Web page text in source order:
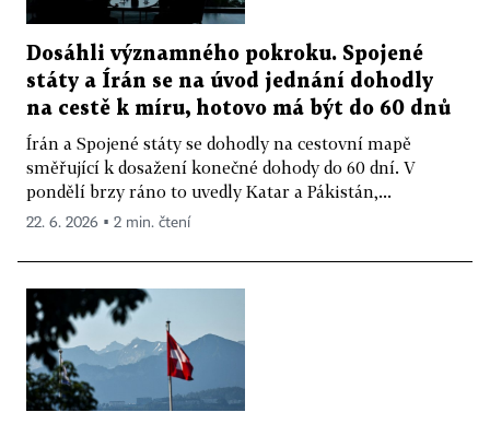
Dosáhli významného pokroku. Spojené
státy a Írán se na úvod jednání dohodly
na cestě k míru, hotovo má být do 60 dnů
Írán a Spojené státy se dohodly na cestovní mapě
směřující k dosažení konečné dohody do 60 dní. V
pondělí brzy ráno to uvedly Katar a Pákistán,...
22. 6. 2026 ▪ 2 min. čtení